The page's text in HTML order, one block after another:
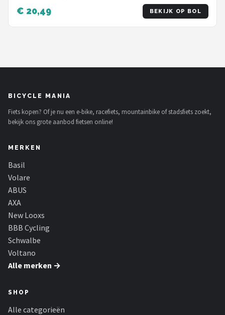
€ 20,49 BEKIJK OP BOL
BICYCLE MANIA
Fiets kopen? Of je nu een e-bike, racefiets, mountainbike of stadsfiets zoekt,
bekijk ons grote aanbod fietsen online!
MERKEN
Basil
Volare
ABUS
AXA
New Looxs
BBB Cycling
Schwalbe
Voltano
Alle merken →
SHOP
Alle categorieën